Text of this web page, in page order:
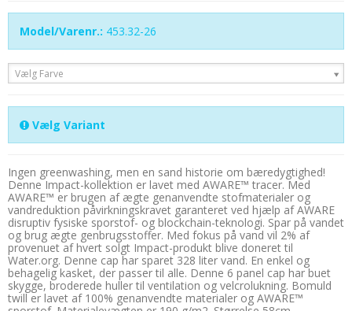
Model/Varenr.: 453.32-26
Vælg Farve
Vælg Variant
Ingen greenwashing, men en sand historie om bæredygtighed!
Denne Impact-kollektion er lavet med AWARE™ tracer. Med
AWARE™ er brugen af ægte genanvendte stofmaterialer og
vandreduktion påvirkningskravet garanteret ved hjælp af AWARE
disruptiv fysiske sporstof- og blockchain-teknologi. Spar på vandet
og brug ægte genbrugsstoffer. Med fokus på vand vil 2% af
provenuet af hvert solgt Impact-produkt blive doneret til
Water.org. Denne cap har sparet 328 liter vand. En enkel og
behagelig kasket, der passer til alle. Denne 6 panel cap har buet
skygge, broderede huller til ventilation og velcrolukning. Bomuld
twill er lavet af 100% genanvendte materialer og AWARE™